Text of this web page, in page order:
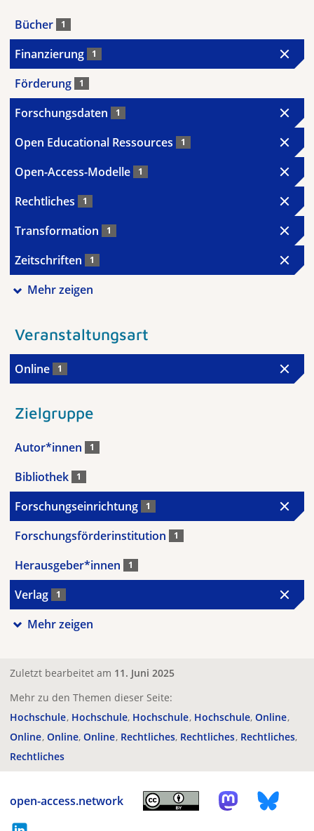
Bücher 1
Finanzierung 1
Förderung 1
Forschungsdaten 1
Open Educational Ressources 1
Open-Access-Modelle 1
Rechtliches 1
Transformation 1
Zeitschriften 1
Mehr zeigen
Veranstaltungsart
Online 1
Zielgruppe
Autor*innen 1
Bibliothek 1
Forschungseinrichtung 1
Forschungsförderinstitution 1
Herausgeber*innen 1
Verlag 1
Mehr zeigen
Zuletzt bearbeitet am 11. Juni 2025
Mehr zu den Themen dieser Seite:
Hochschule Hochschule Hochschule Hochschule Online
Online Online Online Rechtliches Rechtliches Rechtliches
Rechtliches
open-access.network